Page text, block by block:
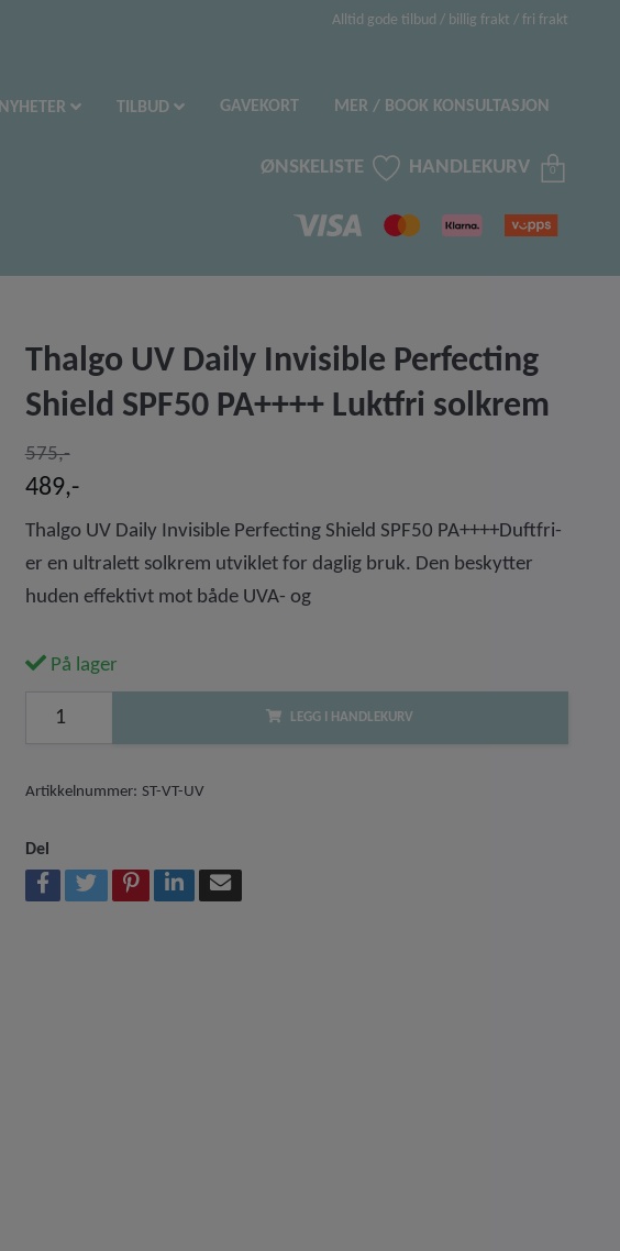
Alltid gode tilbud / billig frakt / fri frakt
NYHETER TILBUD GAVEKORT MER / BOOK KONSULTASJON
ØNSKELISTE HANDLEKURV 0
Thalgo UV Daily Invisible Perfecting
Shield SPF50 PA++++ Luktfri solkrem
575,-
489,-
Thalgo UV Daily Invisible Perfecting Shield SPF50 PA++++Duftfri-
er en ultralett solkrem utviklet for daglig bruk. Den beskytter
huden effektivt mot både UVA- og
På lager
LEGG I HANDLEKURV
Artikkelnummer: ST-VT-UV
Del